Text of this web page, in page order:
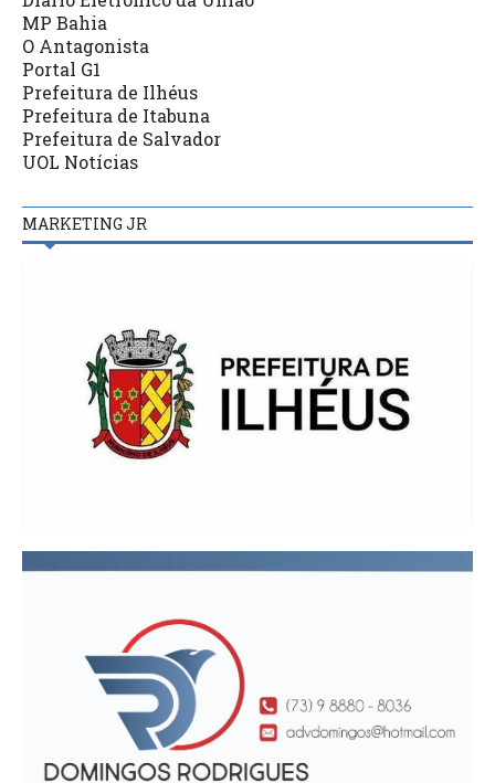
MP Bahia
O Antagonista
Portal G1
Prefeitura de Ilhéus
Prefeitura de Itabuna
Prefeitura de Salvador
UOL Notícias
MARKETING JR